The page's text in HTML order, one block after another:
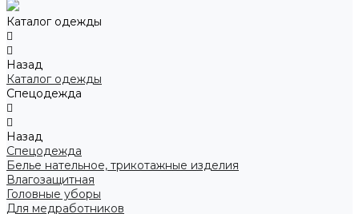
Каталог одежды
Назад
Каталог одежды
Спецодежда
Назад
Спецодежда
Белье нательное, трикотажные изделия
Влагозащитная
Головные уборы
Для медработников